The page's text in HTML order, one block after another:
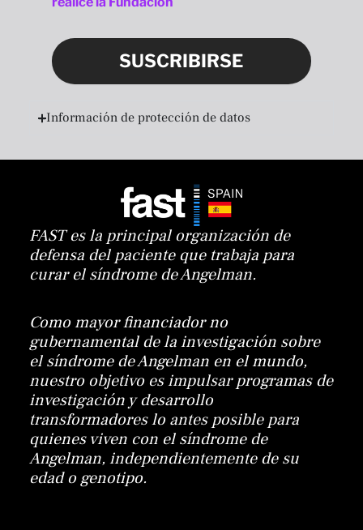
SUSCRIBIRSE
Información de protección de datos
FAST es la principal organización de
defensa del paciente que trabaja para
curar el síndrome de Angelman.
Como mayor financiador no
gubernamental de la investigación sobre
el síndrome de Angelman en el mundo,
nuestro objetivo es impulsar programas de
investigación y desarrollo
transformadores lo antes posible para
quienes viven con el síndrome de
Angelman, independientemente de su
edad o genotipo.